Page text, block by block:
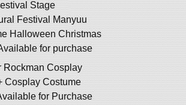
Stage
Festival Manyuu
Halloween Christmas
for purchase
Rockman Cosplay
Cosplay Costume
for Purchase